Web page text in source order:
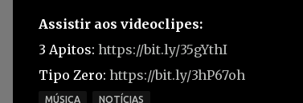
Assistir aos videoclipes:
3 Apitos: https://bit.ly/35gYthI
Tipo Zero: https://bit.ly/3hP67oh
MÚSICA NOTÍCIAS